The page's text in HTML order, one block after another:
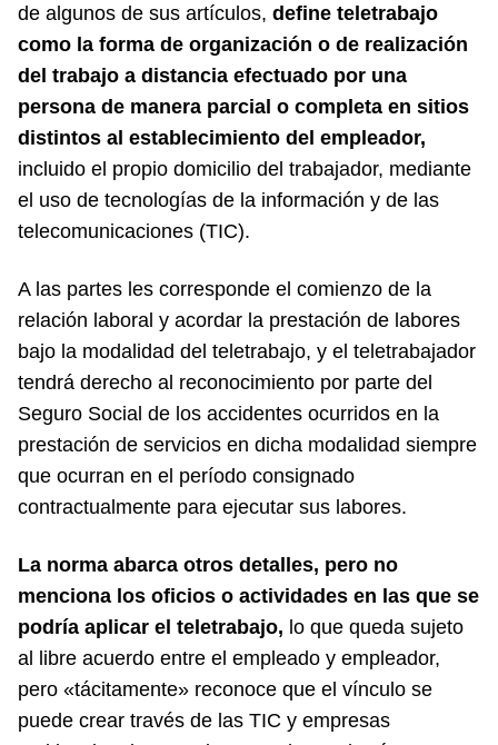
de algunos de sus artículos, define teletrabajo
como la forma de organización o de realización
del trabajo a distancia efectuado por una
persona de manera parcial o completa en sitios
distintos al establecimiento del empleador,
incluido el propio domicilio del trabajador, mediante
el uso de tecnologías de la información y de las
telecomunicaciones (TIC).
A las partes les corresponde el comienzo de la
relación laboral y acordar la prestación de labores
bajo la modalidad del teletrabajo, y el teletrabajador
tendrá derecho al reconocimiento por parte del
Seguro Social de los accidentes ocurridos en la
prestación de servicios en dicha modalidad siempre
que ocurran en el período consignado
contractualmente para ejecutar sus labores.
La norma abarca otros detalles, pero no
menciona los oficios o actividades en las que se
podría aplicar el teletrabajo, lo que queda sujeto
al libre acuerdo entre el empleado y empleador,
pero «tácitamente» reconoce que el vínculo se
puede crear través de las TIC y empresas